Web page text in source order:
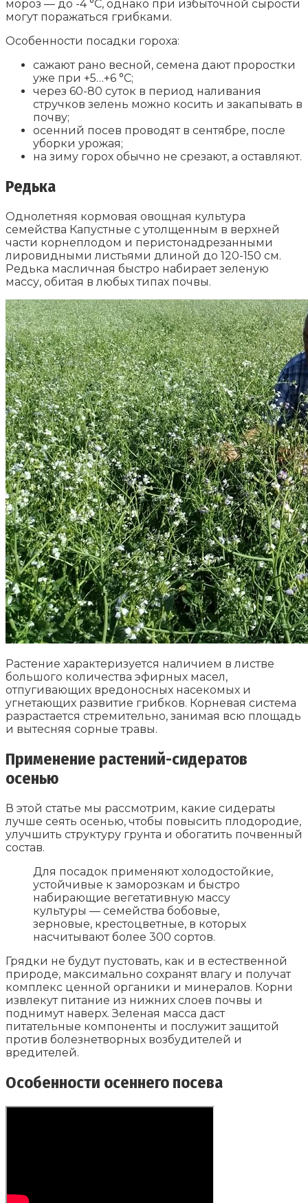
мороз — до -4 °С, однако при избыточной сырости
могут поражаться грибками.
Особенности посадки гороха:
сажают рано весной, семена дают проростки
уже при +5…+6 °С;
через 60-80 суток в период наливания
стручков зелень можно косить и закапывать в
почву;
осенний посев проводят в сентябре, после
уборки урожая;
на зиму горох обычно не срезают, а оставляют.
Редька
Однолетняя кормовая овощная культура
семейства Капустные с утолщенным в верхней
части корнеплодом и перистонадрезанными
лировидными листьями длиной до 120-150 см.
Редька масличная быстро набирает зеленую
массу, обитая в любых типах почвы.
Растение характеризуется наличием в листве
большого количества эфирных масел,
отпугивающих вредоносных насекомых и
угнетающих развитие грибков. Корневая система
разрастается стремительно, занимая всю площадь
и вытесняя сорные травы.
Применение растений-сидератов
осенью
В этой статье мы рассмотрим, какие сидераты
лучше сеять осенью, чтобы повысить плодородие,
улучшить структуру грунта и обогатить почвенный
состав.
Для посадок применяют холодостойкие,
устойчивые к заморозкам и быстро
набирающие вегетативную массу
культуры — семейства бобовые,
зерновые, крестоцветные, в которых
насчитывают более 300 сортов.
Грядки не будут пустовать, как и в естественной
природе, максимально сохранят влагу и получат
комплекс ценной органики и минералов. Корни
извлекут питание из нижних слоев почвы и
поднимут наверх. Зеленая масса даст
питательные компоненты и послужит защитой
против болезнетворных возбудителей и
вредителей.
Особенности осеннего посева